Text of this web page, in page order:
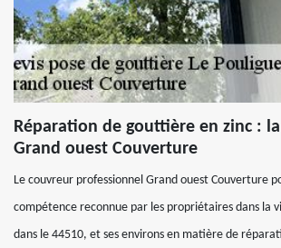
Réparation de gouttière en zinc :
Grand ouest Couverture
Le couvreur professionnel Grand ouest Couverture
compétence reconnue par les propriétaires dans la
dans le 44510, et ses environs en matière de